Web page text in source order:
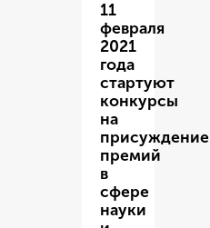
11
февраля
2021
года
стартуют
конкурсы
на
присуждение
премий
в
сфере
науки